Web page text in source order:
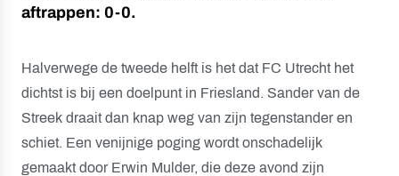
aftrappen: 0-0.
Halverwege de tweede helft is het dat FC Utrecht het
dichtst is bij een doelpunt in Friesland. Sander van de
Streek draait dan knap weg van zijn tegenstander en
schiet. Een venijnige poging wordt onschadelijk
gemaakt door Erwin Mulder, die deze avond zijn